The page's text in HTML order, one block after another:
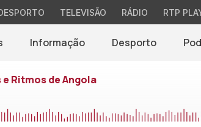
TELEVISÃO RÁDIO RTP
Informação Desporto
e Ritmos de Angola